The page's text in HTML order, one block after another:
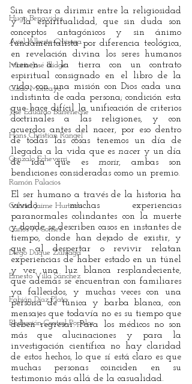
Hugo Benavides
Ariel Alberto Quiroga
María José Illidge
Guido Moncayo
José Eduardo Barreneche
Hans Christian Rangel
Gonzalo Echeverri
Ramón Palacios
Gabriel Jaime Hurtado
Carlos A Gomes
Diego Duque Zuluaga
Ernesto Villa Sánchez
Fabián Díaz Plata
Redacción Control Popular
Sin entrar a dirimir entre la religiosidad
y la espiritualidad, que sin duda son
conceptos antagónicos y sin ánimo
fundamentalista por diferencia teológica,
en revelación divina los seres humanos
vienen a la tierra con un contrato
espiritual consignado en el libro de la
vida, con una misión con Dios cada una
indistinta de cada persona; condición esta
que hace difícil la unificación de criterios
doctrinales a las religiones, y con
acuerdos antes del nacer, por eso dentro
de todas las cosas tenemos un día de
llegada a la vida que es nacer y un día
de ida que es morir, ambas son
El ser humano a través de la historia ha
vivido muchas experiencias
paranormales colindantes con la muerte
y donde se describen casos en instantes de
tiempo, donde han dejado de existir, y
que al despertar o revivir relatan
experiencias de haber estado en un túnel
y ver una luz blanca resplandeciente,
que además se encuentran con familiares
ya fallecidos, y muchas veces con una
persona de túnica y barba blanca, con
mensajes que todavía no es su tiempo que
deben regresar. Para los médicos no son
más que alucinaciones y para la
investigación científica no hay claridad
de estos hechos, lo que sí está claro es que
muchas personas coinciden en su
testimonio más allá de la casualidad.